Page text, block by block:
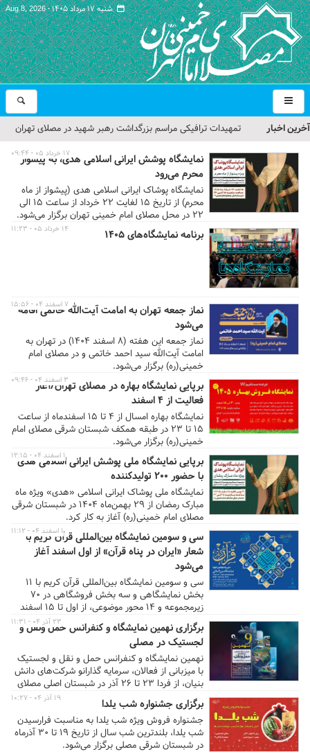
شنبه ۱۷ مرداد ۱۴۰۵ - Aug 8, 2026
آخرین اخبار
تمهیدات ترافیکی مراسم بزرگداشت رهبر شهید در مصلای تهران
اعلام شد
حجت‌الاسلام حاج علی‌اکبری؛ خطیب این هفته نماز جمعه تهران
مراسم بزرگداشت امام مجاهد شهید در مصلای تهران از سوی رهبر
معظم انقلاب
گزارش تصویری| مراسم نماز بر پیکر امام شهید انقلاب اسلامی ایران
گزارش تصویری| مراسم بزرگداشت آقای شهید ایران
نمایشگاه پوشش ایرانی اسلامی هدی، به پیشواز
محرم می‌رود
نمایشگاه پوشاک ایرانی اسلامی هدی (پیشواز از ماه
محرم) از تاریخ ۱۵ لغایت ۲۲ خرداد از ساعت ۱۵ الی
۲۲ در محل مصلای امام خمینی تهران برگزار می‌شود.
۱۷ خرداد ۰۵ - ۰۹:۴۴
برنامه نمایشگاه‌های ۱۴۰۵ ۱۴ خرداد ۰۵ - ۱۱:۲۳
نماز جمعه تهران به امامت آیت‌الله خاتمی اقامه
می‌شود
نماز جمعه این هفته (۸ اسفند ۱۴۰۴) در تهران به
امامت آیت‌الله سید احمد خاتمی و در مصلای امام
خمینی(ره) برگزار می‌شود.
۷ اسفند ۰۴ - ۱۵:۵۶
برپایی نمایشگاه بهاره در مصلای تهران/آغاز
فعالیت از ۴ اسفند
نمایشگاه بهاره امسال از ۴ تا ۱۵ اسفندماه از ساعت
۱۵ تا ۲۳ در طبقه همکف شبستان شرقی مصلای امام
خمینی(ره) برگزار می‌شود.
۳ اسفند ۰۴ - ۰۹:۴۶
برپایی نمایشگاه ملی پوشش ایرانی اسلامی هدی
با حضور ۲۰۰ تولیدکننده
نمایشگاه ملی پوشاک ایرانی اسلامی «هدی» ویژه ماه
مبارک رمضان از ۲۹ بهمن‌ماه ۱۴۰۴ در شبستان شرقی
مصلای امام خمینی(ره) آغاز به کار کرد.
۱ اسفند ۰۴ - ۱۲:۱۵
سی و سومین نمایشگاه بین‌المللی قرآن کریم با
شعار «ایران در پناه قرآن» از اول اسفند آغاز
می‌شود
سی و سومین نمایشگاه بین‌المللی قرآن کریم با ۱۱
بخش نمایشگاهی و سه بخش فروشگاهی در ۷۰
زیرمجموعه و ۱۴ محور موضوعی، از اول تا ۱۵ اسفند
در شبستان اصلی مصلای امام خمینی(ره) تهران برگزار
می‌شود و تمرکز اصلی بر قرآن، عترت و ارتقای فرهنگ
دینی است.
۱ اسفند ۰۴ - ۱۱:۱۲
برگزاری نهمین نمایشگاه و کنفرانس حمل‌ ونقل و
لجستیک در مصلی
نهمین نمایشگاه و کنفرانس حمل و نقل و لجستیک
با میزبانی از فعالان، سرمایه گذارانو شرکت‌های دانش
بنیان، از فردا ۲۳ تا ۲۶ آذر در شبستان اصلی مصلای
امام خمینی(ره) تهران برگزار می‌شود.
۲۳ آذر ۰۴ - ۱۱:۳۱
برگزاری جشنواره شب یلدا
جشنواره فروش ویژه شب یلدا به مناسبت فرارسیدن
شب یلدا، بلندترین شب سال از تاریخ 19 تا ۳۰ آذرماه
در شبستان شرقی مصلی برگزار می‌شود.
۱۹ آذر ۰۴ - ۱۰:۲۷